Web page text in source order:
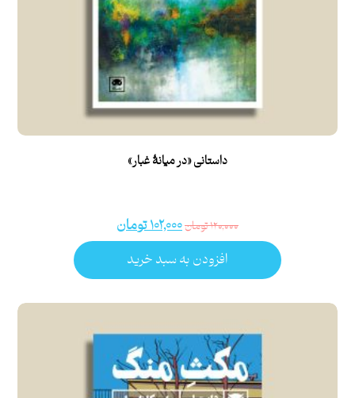
داستانی «در میانۀ غبار»
۱۲۰,۰۰۰تومان۱۰۲,۰۰۰تومان
افزودن به سبد خرید